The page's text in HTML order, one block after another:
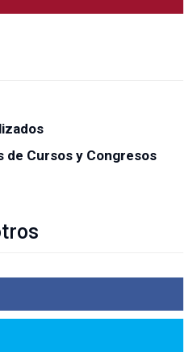
de Cursos y Congresos